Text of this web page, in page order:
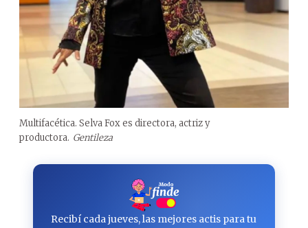
Multifacética. Selva Fox es directora, actriz y
productora. Gentileza
Recibí cada jueves, las mejores actis para tu